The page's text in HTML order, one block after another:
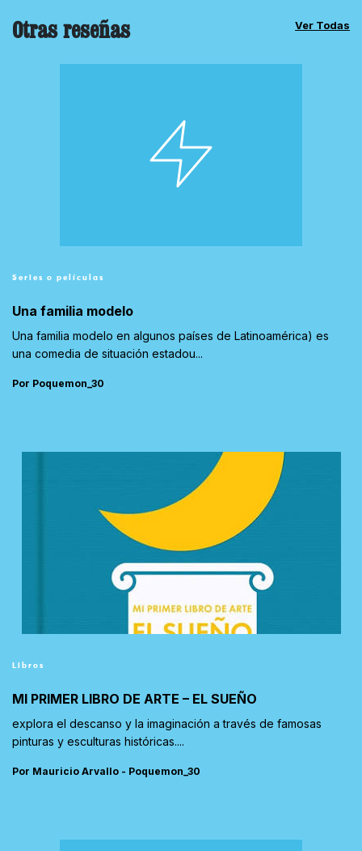
Otras reseñas Ver Todas
Series o películas
Una familia modelo
Una familia modelo en algunos países de Latinoamérica) es
una comedia de situación estadou...
Por Poquemon_30
Libros
MI PRIMER LIBRO DE ARTE – EL SUEÑO
explora el descanso y la imaginación a través de famosas
pinturas y esculturas históricas....
Por Mauricio Arvallo - Poquemon_30